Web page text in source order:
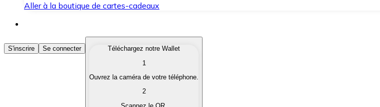
Aller à la boutique de cartes-cadeaux
Acheter des Cryptomonnaies
Achetez les cryptomonnaies qui vous intéressent rapidement et en toute sécurité.
Convertissez vos cryptomonnaies en monnaie fiduciaire lorsque vous en avez besoin.
S'inscrire Se connecter
Téléchargez notre Wallet
1
Ouvrez la caméra de votre téléphone.
2